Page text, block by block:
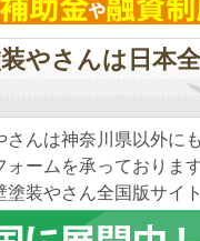
やさんは日本
んは神奈川県以外に
ォームを承っておりま
装やさん全国版サイ